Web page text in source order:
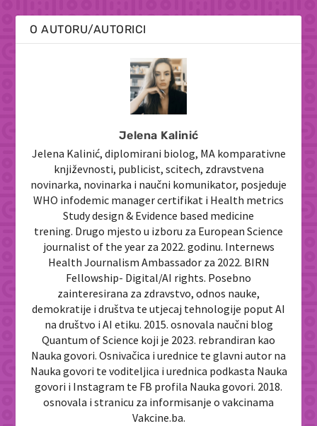
O AUTORU/AUTORICI
Jelena Kalinić
Jelena Kalinić, diplomirani biolog, MA komparativne
književnosti, publicist, scitech, zdravstvena
novinarka, novinarka i naučni komunikator, posjeduje
WHO infodemic manager certifikat i Health metrics
Study design & Evidence based medicine
trening. Drugo mjesto u izboru za European Science
journalist of the year za 2022. godinu. Internews
Health Journalism Ambassador za 2022. BIRN
Fellowship- Digital/AI rights. Posebno
zainteresirana za zdravstvo, odnos nauke,
demokratije i društva te utjecaj tehnologije poput AI
na društvo i AI etiku. 2015. osnovala naučni blog
Quantum of Science koji je 2023. rebrandiran kao
Nauka govori. Osnivačica i urednice te glavni autor na
Nauka govori te voditeljica i urednica podkasta Nauka
govori i Instagram te FB profila Nauka govori. 2018.
osnovala i stranicu za informisanje o vakcinama
Vakcine.ba.